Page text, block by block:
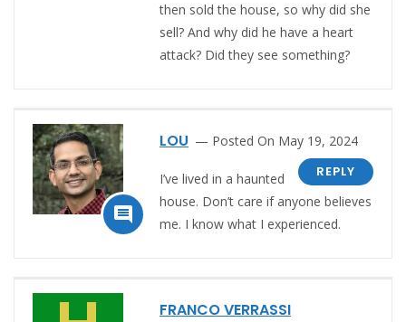
then sold the house, so why did she
sell? And why did he have a heart
attack? Did they see something?

LOU
Posted On May 19, 2024
REPLY
I’ve lived in a haunted
house. Don’t care if anyone believes
me. I know what I experienced.
FRANCO VERRASSI